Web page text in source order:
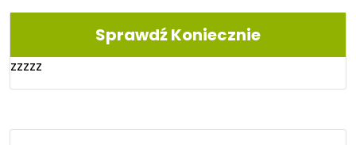
Sprawdź Koniecznie
zzzzz